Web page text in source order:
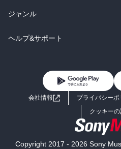
BL・TL
雑誌・グラビア
BL・TL
ラノベ
雑誌・グラビア
総合
ラノベ
ジャンル
コミック
ライトノベル
ヘルプ&サポート
よくあるご質問
会社情報 プライバシーポ
クッキーの
Copyright 2017 - 2026 Sony